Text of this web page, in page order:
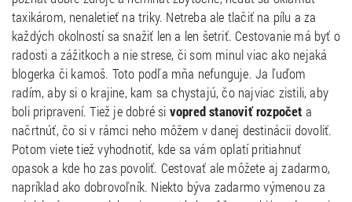
taxikárom, nenaletieť na triky. Netreba ale tlačiť na pílu a za
každých okolností sa snažiť len a len šetriť. Cestovanie má byť o
radosti a zážitkoch a nie strese, či som minul viac ako nejaká
blogerka či kamoš. Toto podľa mňa nefunguje. Ja ľuďom
radím, aby si o krajine, kam sa chystajú, čo najviac zistili, aby
boli pripravení. Tiež je dobré si vopred stanoviť rozpočet a
načrtnúť, čo si v rámci neho môžem v danej destinácii dovoliť.
Potom viete tiež vyhodnotiť, kde sa vám oplatí pritiahnuť
opasok a kde ho zas povoliť. Cestovať ale môžete aj zadarmo,
napríklad ako dobrovoľník. Niekto býva zadarmo výmenou za